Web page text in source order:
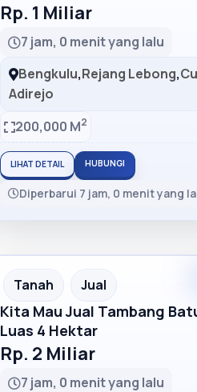
Rp. 1 Miliar
7 jam, 0 menit yang lalu
Bengkulu,Rejang Lebong,
Adirejo
200,000 M2
LIHAT DETAIL HUBUNGI
Diperbarui 7 jam, 0 menit yang
Recommended
Tanah Jual
Kita Mau Jual Tambang
Luas 4 Hektar
Rp. 2 Miliar
7 jam, 0 menit yang lalu